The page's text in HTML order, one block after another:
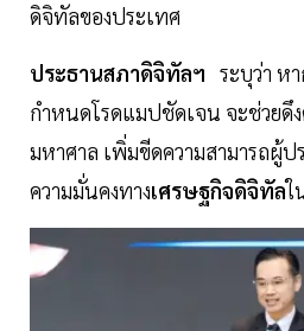
ดิจิทัลของประเทศ
ประธานสภาดิจิทัลฯ ระบุว่า ห
กำหนดโรดแมปชัดเจน จะช่วยดึ
มหาศาล เพิ่มขีดความสามารถผู้ป
ความมั่นคงทางเศรษฐกิจดิจิทัลใ